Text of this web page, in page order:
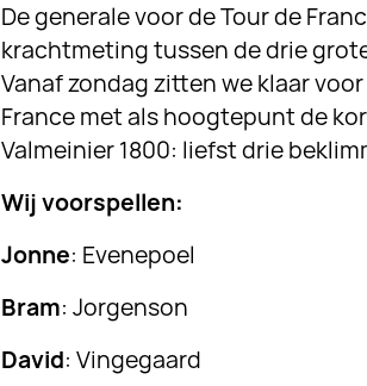
De generale voor de Tour de
krachtmeting tussen de drie
Vanaf zondag zitten we klaar
France met als hoogtepunt de
Valmeinier 1800: liefst drie
Wij voorspellen:
Jonne: Evenepoel
Bram: Jorgenson
David: Vingegaard